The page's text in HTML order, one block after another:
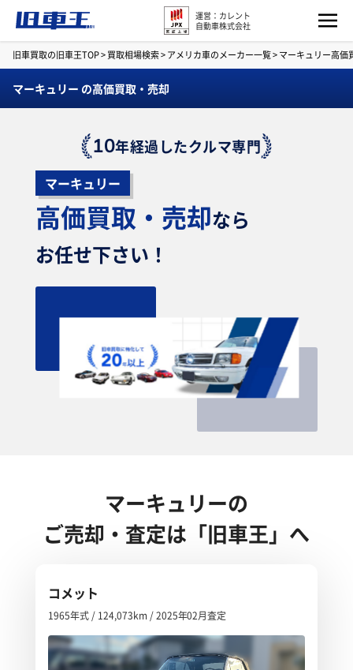
運営：カレント
自動車株式会社
旧車買取の旧車王TOP>買取相場検索>アメリカ車のメーカー一覧>マーキュリー高価
マーキュリー の高価買取・売却
10年経過したクルマ専門
マーキュリー
高価買取・売却なら
お任せ下さい！
マーキュリーの
ご売却・査定は「旧車王」へ
コメット
1965年式 / 124,073km / 2025年02月査定